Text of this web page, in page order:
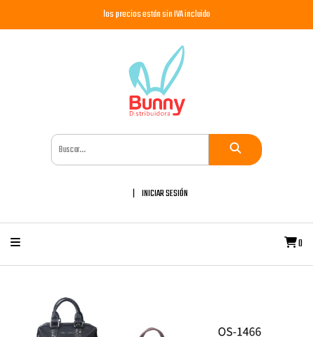
los precios están sin IVA incluido
INICIAR SESIÓN
0